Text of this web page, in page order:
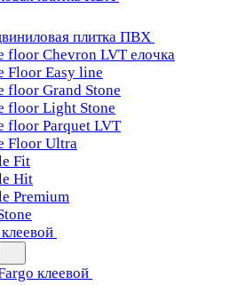
плитка ПВХ
floor Chevron LVT елочка
Floor Easy line
floor Grand Stone
floor Light Stone
floor Parquet LVT
Floor Ultra
Fit
Hit
Premium
клеевой